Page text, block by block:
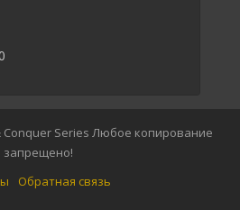
Conquer Series Любое копирование
запрещено!
Обратная связь